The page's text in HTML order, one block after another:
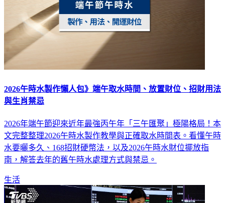
2026午時水製作懶人包》端午取水時間、放置財位、招財用法
與生肖禁忌
2026年端午節迎來近年最強丙午年「三午匯聚」極陽格局！本
文完整整理2026午時水製作教學與正確取水時間表。看懂午時
水要曬多久、168招財硬幣法，以及2026午時水財位擺放指
南，解答去年的舊午時水處理方式與禁忌。
生活